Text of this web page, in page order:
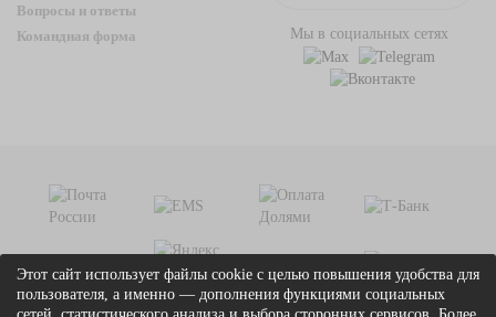
Вопросы и ответы
Командная форма
Мы в социальных сетях
Этот сайт использует файлы cookie с целью повышения удобства для
пользователя, а именно — дополнения функциями социальных